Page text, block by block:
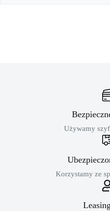
Używamy
Korzystamy ze